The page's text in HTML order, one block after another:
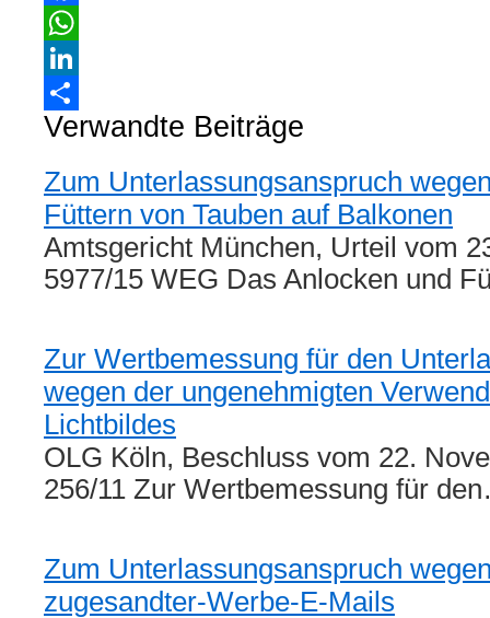
Facebook
WhatsApp
LinkedIn
Teilen
Verwandte Beiträge
Zum Unterlassungsanspruch
Füttern von Tauben auf Balkonen
Amtsgericht München, Urteil vom
5977/15 WEG Das Anlocken und
Zur Wertbemessung für den
wegen der ungenehmigten
Lichtbildes
OLG Köln, Beschluss vom 22.
256/11 Zur Wertbemessung für
Zum Unterlassungsanspruch
zugesandter-Werbe-E-Mails